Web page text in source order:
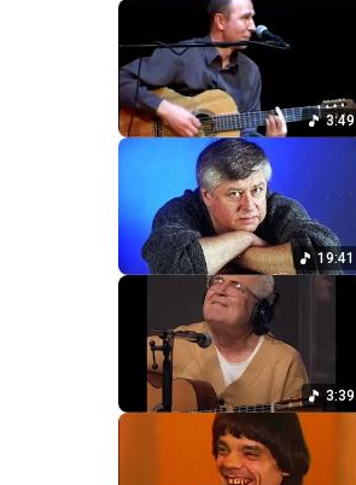
3:49
19:41
3:39